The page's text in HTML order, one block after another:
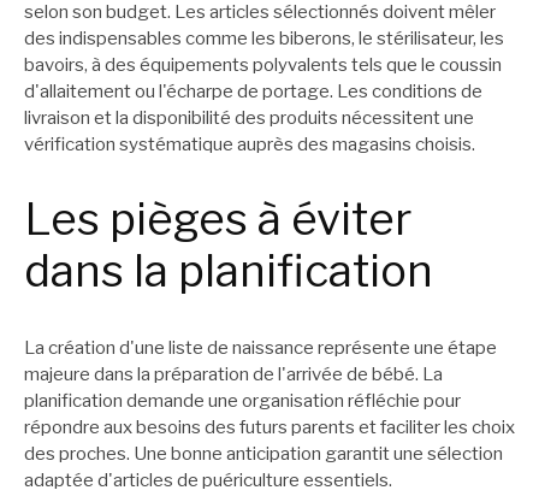
selon son budget. Les articles sélectionnés doivent mêler
des indispensables comme les biberons, le stérilisateur, les
bavoirs, à des équipements polyvalents tels que le coussin
d'allaitement ou l'écharpe de portage. Les conditions de
livraison et la disponibilité des produits nécessitent une
vérification systématique auprès des magasins choisis.
Les pièges à éviter
dans la planification
La création d'une liste de naissance représente une étape
majeure dans la préparation de l'arrivée de bébé. La
planification demande une organisation réfléchie pour
répondre aux besoins des futurs parents et faciliter les choix
des proches. Une bonne anticipation garantit une sélection
adaptée d'articles de puériculture essentiels.